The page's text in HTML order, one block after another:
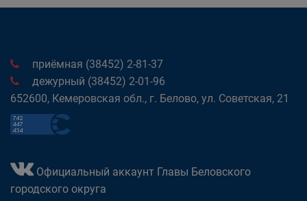
приёмная (38452) 2-81-37
дежурный (38452) 2-01-96
652600, Кемеровская обл., г. Белово, ул. Советская, 21
Официальный аккаунт Главы Беловского
городского округа